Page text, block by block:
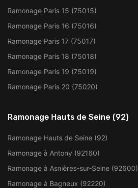
Ramonage Paris 15 (75015)
Ramonage Paris 16 (75016)
Ramonage Paris 17 (75017)
Ramonage Paris 18 (75018)
Ramonage Paris 19 (75019)
Ramonage Paris 20 (75020)
Ramonage Hauts de Seine (92)
Ramonage Hauts de Seine (92)
Ramonage à Antony (92160)
Ramonage à Asnières-sur-Seine (92600)
Ramonage à Bagneux (92220)